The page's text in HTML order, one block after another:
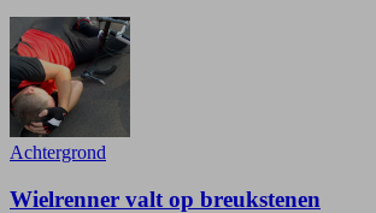
Achtergrond
Wielrenner valt op breukstenen